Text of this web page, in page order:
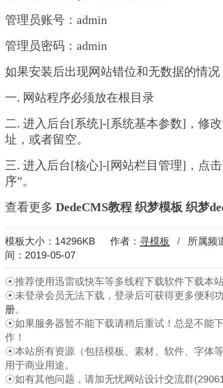
管理员账号：admin
管理员密码：admin
如果安装后出现网站错位和无数据的情
一. 网站程序必须放在根目录
二. 进入后台[系统]-[系统基本参数]，修
址，或者留空。
三. 进入后台[核心]-[网站栏目管理]，点
序”。
查看更多 DedeCMS教程 织梦模板 织梦
模板大小：14296KB 作者： 寻模板 /
所属频
间：2019-05-07
☉推荐使用迅雷或快车等多线程下载软件下载本
☉未登录会员无法下载，登录后可获得更多便利
册。
☉如果服务器暂不能下载请稍后重试！总是不能
作！
☉本站所有资源（包括模板、素材、软件、字体
用于商业用途。
☉如有其他问题，请加无忧网站设计交流群